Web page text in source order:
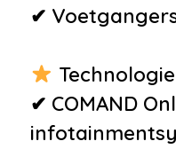
• Start/stop
Veiligheid
•Autonomous
Braking
✔
✔ COMAND